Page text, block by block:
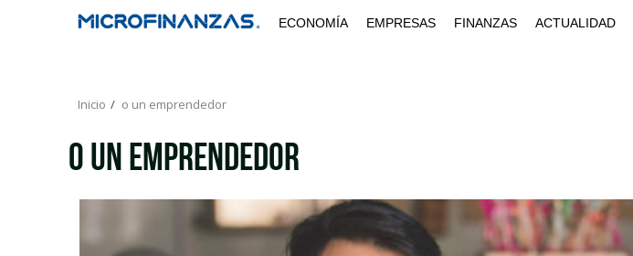
ECONOMÍA EMPRESAS FINANZAS ACTUALIDAD
Inicio o un emprendedor
o un emprendedor